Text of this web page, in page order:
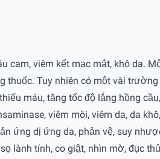
cam, viêm kết mạc mắt, khô da.
thuốc. Tuy nhiên có một vài
máu, tăng tốc độ lắng hồng
viêm môi, viêm da, da
ứng dị ứng da, phản vệ, suy
lành tính, co giật, nhìn mờ, đục